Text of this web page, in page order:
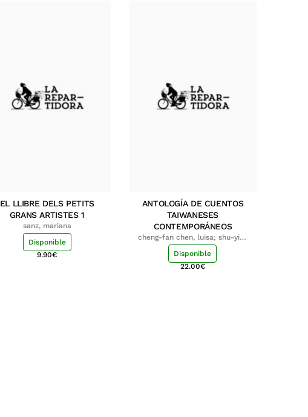
EL LLIBRE DELS PETITS
GRANS ARTISTES 1
sanz, mariana
Disponible
9.90€
ANTOLOGÍA DE CUENTOS
TAIWANESES
CONTEMPORÁNEOS
cheng-fan chen, luisa; shu-ying
chang, luisa
Disponible
22.00€